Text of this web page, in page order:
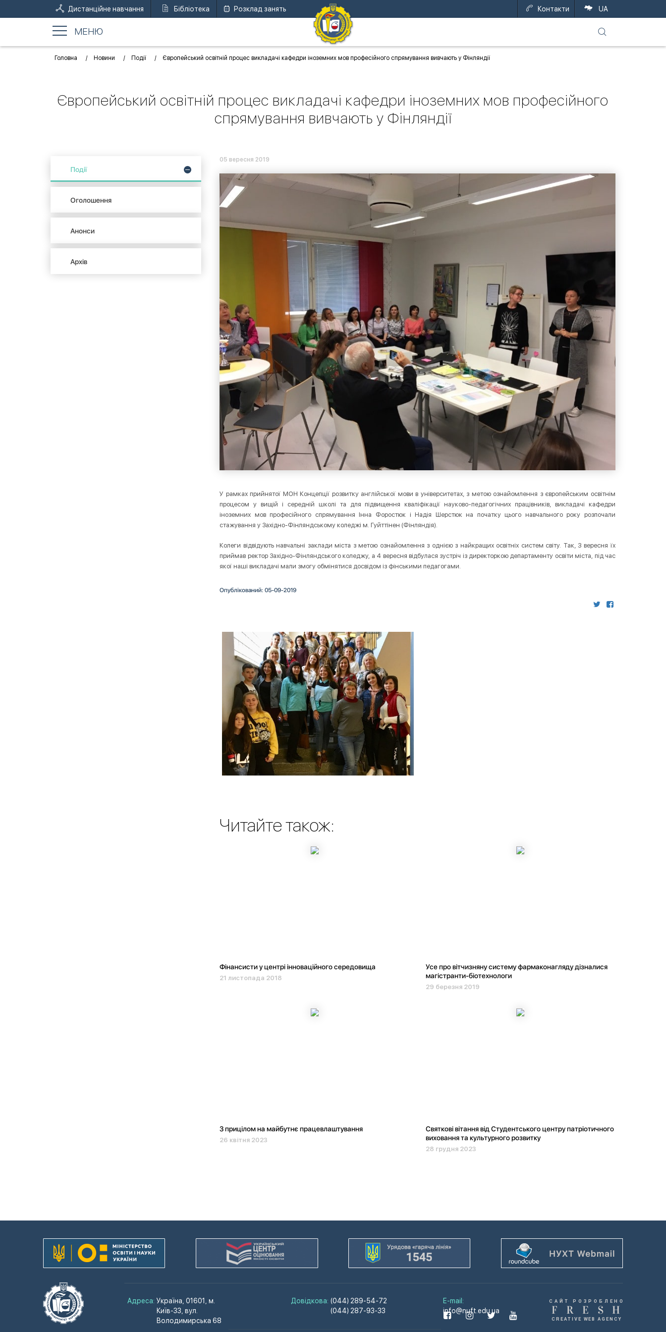
Дистанційне навчання Бібліотека Розклад занять UA
Контакти
МЕНЮ
Головна Новини Події Європейський освітній процес викладачі кафедри іноземних мов професійного спрямування вивчають у Фінляндії
Європейський освітній процес викладачі кафедри іноземних мов професійного
спрямування вивчають у Фінляндії
Події
Оголошення
Анонси
Архів
05 вересня 2019
У рамках прийнятої МОН Концепції розвитку англійської мови в університетах, з метою ознайомлення з європейським освітнім
процесом у вищій і середній школі та для підвищення кваліфікації науково-педагогічних працівників, викладачі кафедри
іноземних мов професійного спрямування Інна Форостюк і Надія Шерстюк на початку цього навчального року розпочали
стажування у Західно-Фінляндському коледжі м. Гуйттінен (Фінляндія).
Колеги відвідують навчальні заклади міста з метою ознайомлення з однією з найкращих освітніх систем світу. Так, 3 вересня їх
приймав ректор Західно-Фінляндського коледжу, а 4 вересня відбулася зустріч із директоркою департаменту освіти міста, під час
якої наші викладачі мали змогу обмінятися досвідом із фінськими педагогами.
Опублікований: 05-09-2019
Читайте також:
Фінансисти у центрі інноваційного середовища
21 листопада 2018
Усе про вітчизняну систему фармаконагляду дізналися
магістранти-біотехнологи
29 березня 2019
З прицілом на майбутнє працевлаштування
26 квітня 2023
Святкові вітання від Студентського центру патріотичного
виховання та культурного розвитку
28 грудня 2023
Адреса: Україна, 01601, м.
Київ-33, вул.
Володимирська 68
Довідкова: (044) 289-54-72
(044) 287-93-33
E-mail:
info@nuft.edu.ua
САЙТ РОЗРОБЛЕНО
F R E S H
CREATIVE WEB AGENCY